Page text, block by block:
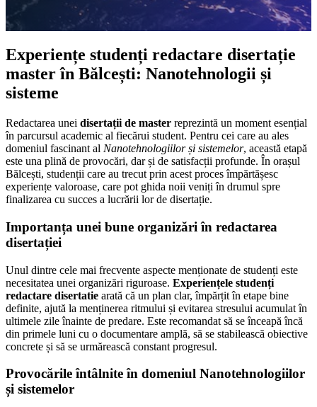
Experiențe studenți redactare disertație
master în Bălcești: Nanotehnologii și
sisteme
Redactarea unei disertații de master reprezintă un moment esențial
în parcursul academic al fiecărui student. Pentru cei care au ales
domeniul fascinant al Nanotehnologiilor și sistemelor, această etapă
este una plină de provocări, dar și de satisfacții profunde. În orașul
Bălcești, studenții care au trecut prin acest proces împărtășesc
experiențe valoroase, care pot ghida noii veniți în drumul spre
finalizarea cu succes a lucrării lor de disertație.
Importanța unei bune organizări în redactarea
disertației
Unul dintre cele mai frecvente aspecte menționate de studenți este
necesitatea unei organizări riguroase. Experiențele studenți
redactare disertatie arată că un plan clar, împărțit în etape bine
definite, ajută la menținerea ritmului și evitarea stresului acumulat în
ultimele zile înainte de predare. Este recomandat să se înceapă încă
din primele luni cu o documentare amplă, să se stabilească obiective
concrete și să se urmărească constant progresul.
Provocările întâlnite în domeniul Nanotehnologiilor
și sistemelor